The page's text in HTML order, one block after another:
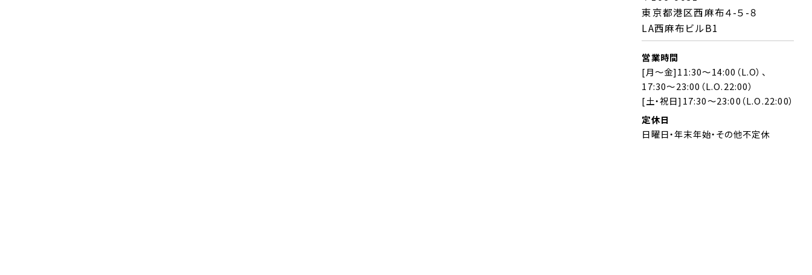
東京都港区西麻布４-５-８
LA西麻布ビルB1
営業時間
[月～金]11:30～14:00（L.O）、
17:30～23:00（L.O.22:00）
[土・祝日]17:30～23:00（L.O.22:00）
定休日
日曜日・年末年始・その他不定休